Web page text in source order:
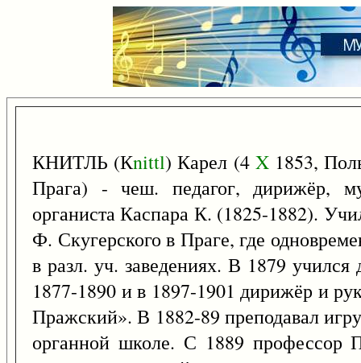
КНИТЛЬ (Кnittl) Карел (4 X1853,
Прага) - чеш. педагог, дирижёр,
органиста Каспара К. (1825-1882).
Ф. Скугерского в Праге, где
в разл. уч. заведениях. В 1879
1877-1890 и в 1897-1901 дирижёр и
Пражский». В 1882-89 преподавал
органной школе. С 1889 профессор